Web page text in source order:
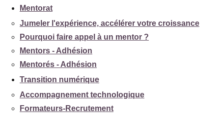
Mentorat
Jumeler l'expérience, accélérer votre croissance
Pourquoi faire appel à un mentor ?
Mentors - Adhésion
Mentorés - Adhésion
Transition numérique
Accompagnement technologique
Formateurs-Recrutement